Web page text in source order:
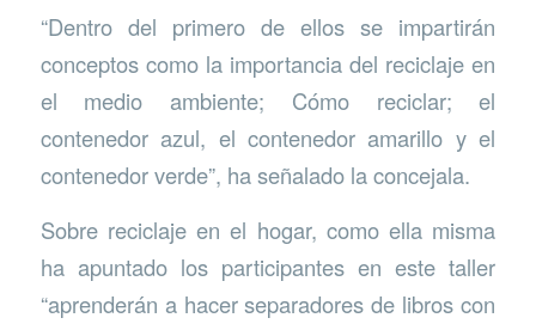
“Dentro del primero de ellos se impartirán
conceptos como la importancia del reciclaje en
el medio ambiente; Cómo reciclar; el
contenedor azul, el contenedor amarillo y el
contenedor verde”, ha señalado la concejala.
Sobre reciclaje en el hogar, como ella misma
ha apuntado los participantes en este taller
“aprenderán a hacer separadores de libros con